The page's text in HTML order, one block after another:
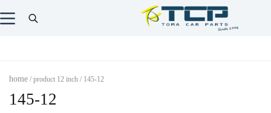
home / product 12 inch / 145-12
145-12